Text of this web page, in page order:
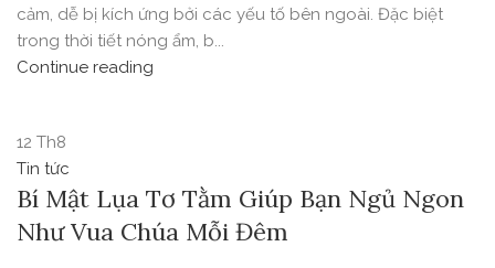
cảm, dễ bị kích ứng bởi các yếu tố bên ngoài. Đặc biệt
trong thời tiết nóng ẩm, b...
Continue reading
12 Th8
Tin tức
Bí Mật Lụa Tơ Tằm Giúp Bạn Ngủ Ngon
Như Vua Chúa Mỗi Đêm